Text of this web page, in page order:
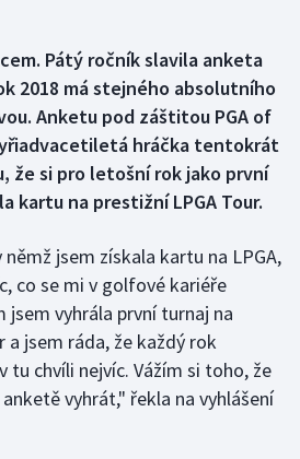
Pátý ročník slavila anketa
2018 má stejného absolutního
Anketu pod záštitou PGA of
hráčka tentokrát
že si pro letošní rok jako první
kartu na prestižní LPGA Tour.
jsem získala kartu na LPGA,
co se mi v golfové kariéře
vyhrála první turnaj na
a jsem ráda, že každý rok
tu chvíli nejvíc. Vážím si toho, že
vyhrát," řekla na vyhlášení